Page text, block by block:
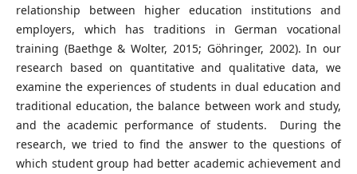
relationship between higher education institutions and
employers, which has traditions in German vocational
training (Baethge & Wolter, 2015; Göhringer, 2002). In our
research based on quantitative and qualitative data, we
examine the experiences of students in dual education and
traditional education, the balance between work and study,
and the academic performance of students. During the
research, we tried to find the answer to the questions of
which student group had better academic achievement and